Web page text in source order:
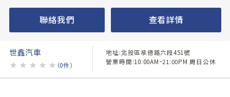
聯絡我們 查看詳情
世鑫汽車
★ ★ ★ ★ ★ （0件）
地址:北投區承德路六段451號
營業時間:10:00AM~21:00PM 周日公休